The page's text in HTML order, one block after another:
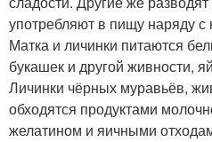
употребляют в пищу наряду
Матка и личинки питаются
букашек и другой живности,
Личинки чёрных муравьёв,
обходятся продуктами
желатином и яичными